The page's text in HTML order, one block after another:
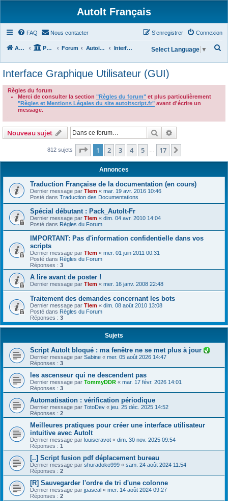
AutoIt Français
FAQ Nous contacter Connexion
S’enregistrer
Accueil Portail Forum Autoit v3 Interface Graphique Utilisateur (GUI)
h
c
Select Language ▼
Interface Graphique Utilisateur (GUI)
Règles du forum
Merci de consulter la section "Règles du forum" et plus particulièrement
"Règles et Mentions Légales du site autoitscript.fr" avant d'écrire un
message.
Nouveau sujet Rechercher
812 sujets Page 1sur17
1 2 3 4 5 17
Annonces
Traduction Française de la documentation (en cours)
Dernier message par Tlem « mar. 19 avr. 2016 10:46
Posté dans Traduction des Documentations
Spécial débutant : Pack_AutoIt-Fr
Dernier message par Tlem « dim. 04 avr. 2010 14:04
Posté dans Règles du Forum
IMPORTANT: Pas d'information confidentielle dans vos
scripts
Dernier message par Tlem « mer. 01 juin 2011 00:31
Posté dans Règles du Forum
Réponses : 3
A lire avant de poster !
Dernier message par Tlem « mer. 16 janv. 2008 22:48
Traitement des demandes concernant les bots
Dernier message par Tlem « dim. 08 août 2010 13:08
Posté dans Règles du Forum
Réponses : 3
Sujets
Script AutoIt bloqué : ma fenêtre ne se met plus à jour
Dernier message par Sabine « mer. 05 août 2026 14:47
Réponses : 3
les ascenseur qui ne descendent pas
Dernier message par TommyDDR « mar. 17 févr. 2026 14:01
Réponses : 3
Automatisation : vérification périodique
Dernier message par TotoDev « jeu. 25 déc. 2025 14:52
Réponses : 2
Meilleures pratiques pour créer une interface utilisateur
intuitive avec AutoIt
Dernier message par louiseravot « dim. 30 nov. 2025 09:54
Réponses : 1
[..] Script fusion pdf déplacement bureau
Dernier message par shuradoko999 « sam. 24 août 2024 11:54
Réponses : 2
[R] Sauvegarder l'ordre de tri d'une colonne
Dernier message par jpascal « mer. 14 août 2024 09:27
Réponses : 2